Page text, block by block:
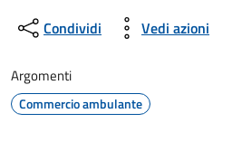
Condividi
Vedi azioni
Argomenti
Commercio ambulante